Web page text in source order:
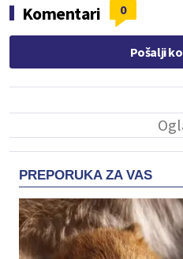
Komentari 0
Pošalji
PREPORUKA ZA VAS